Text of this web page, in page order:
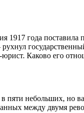
1917 года
Каково его
в пяти небольших, но
между двумя